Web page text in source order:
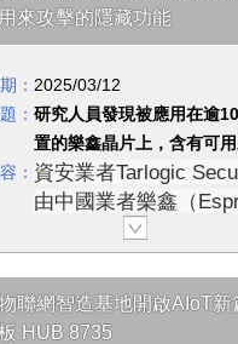
來攻擊的隱藏功能
： 2025/03/12
： 研究人員發現被應用在逾
置的樂鑫晶片上，含有可
： 資安業者Tarlogic
由中國業者樂鑫（
的微晶片ESP32含有
令，可被駭客用來執
西班牙資安業者
上周揭露
聯網智造基地開啟AIoT
HUB 8735